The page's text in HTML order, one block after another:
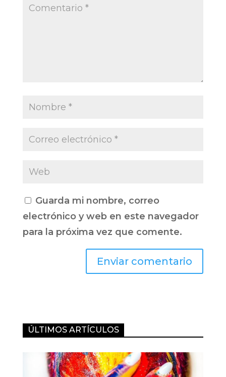
Guarda mi nombre, correo
electrónico y web en este navegador
para la próxima vez que comente.
Enviar comentario
ÚLTIMOS ARTÍCULOS